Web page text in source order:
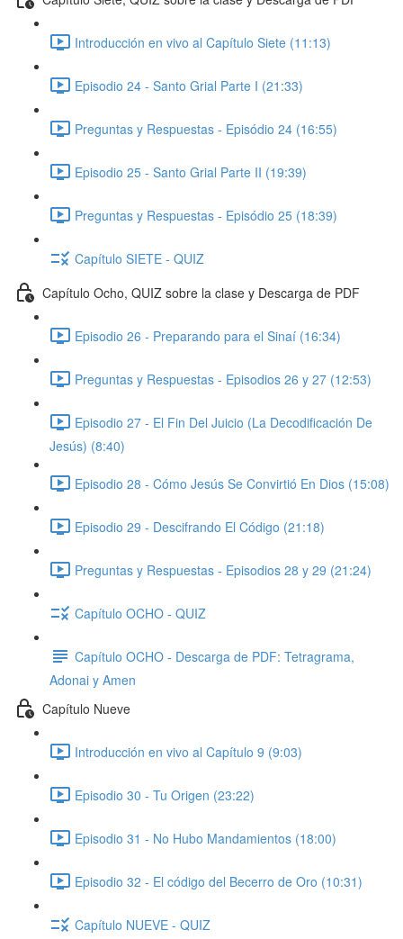
Introducción en vivo al Capítulo Siete (11:13)
Episodio 24 - Santo Grial Parte I (21:33)
Preguntas y Respuestas - Episódio 24 (16:55)
Episodio 25 - Santo Grial Parte II (19:39)
Preguntas y Respuestas - Episódio 25 (18:39)
Capítulo SIETE - QUIZ
Capítulo Ocho, QUIZ sobre la clase y Descarga de PDF
Episodio 26 - Preparando para el Sinaí (16:34)
Preguntas y Respuestas - Episodios 26 y 27 (12:53)
Episodio 27 - El Fin Del Juicio (La Decodificación De
Jesús) (8:40)
Episodio 28 - Cómo Jesús Se Convirtió En Dios (15:08)
Episodio 29 - Descifrando El Código (21:18)
Preguntas y Respuestas - Episodios 28 y 29 (21:24)
Capítulo OCHO - QUIZ
Capítulo OCHO - Descarga de PDF: Tetragrama,
Adonai y Amen
Capítulo Nueve
Introducción en vivo al Capítulo 9 (9:03)
Episodio 30 - Tu Origen (23:22)
Episodio 31 - No Hubo Mandamientos (18:00)
Episodio 32 - El código del Becerro de Oro (10:31)
Capítulo NUEVE - QUIZ